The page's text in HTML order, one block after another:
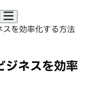
を効率化する方法
ネスを効率